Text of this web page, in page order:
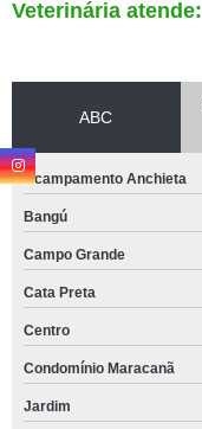
Veterinária atende:
ABC
Acampamento Anchieta
Bangú
Campo Grande
Cata Preta
Centro
Condomínio Maracanã
Jardim